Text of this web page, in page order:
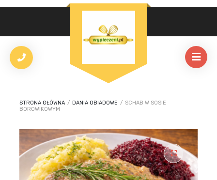
STRONA GŁÓWNA / DANIA OBIADOWE / SCHAB W SOSIE
BOROWIKOWYM
🔍